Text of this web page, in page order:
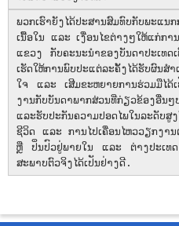
ພວກເຮົາຍັງ​ໄດ້​ປະສານ​ສົມທົບກັບພະແ
ເນື້ອ​ໃນ ​ແລະ ​​​ເງື່ອນ​ໄຂ​ຕ່າງໆໃຫ້​ແກ່​ກາ
ແຂວງ ກັບຄະນະນຳຂອງບັນດາປະເທ
ເຮັດ​​ໃຫ້ການ​ພົບ​ປະ​ແຕ່​ລະ​ຄັ້ງ​​ໄດ້​ຮັບ​ຜົນສ
ໃຈ ​​​ແລະ ເສີມຂະຫຍາ​ຍ​ການ​ຮ່ວມ​ມືໄດ້
ງານ​ກັບ​ບັນດາ​ພາ​ກສ່ວນທີ່​ກ່ຽວ​ຂ້ອງອື່
ແລະ​ຮັບປະກັນຄວາມ​ປອດ​ໄພ​​ໃນລະດັບ​ສູ
ຊີວິດ ​ແລະ ​ການ​ໄປ​ເຄື່ອນ​ໄຫວວຽກ​ງາ
ຫຼື​​ ປິ່ນປົວຢູ່​ພາຍ​ໃນ ​ແລະ ​ຕ່າງປະ​ເທ
ສະພາບ​ຕົວ​ຈິງ​ໄດ້ເປັນ​ຢ່າງ​ດີ.